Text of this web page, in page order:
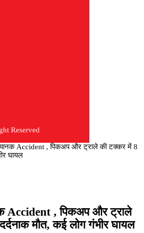
Reserved
Accident , पिकअप और ट्राले की टक्कर में 8
घायल
Accident , पिकअप और ट्राले
मौत, कई लोग गंभीर घायल